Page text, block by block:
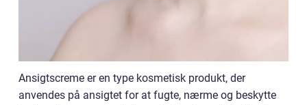
Ansigtscreme er en type kosmetisk produkt, der
anvendes på ansigtet for at fugte, nærme og beskytte